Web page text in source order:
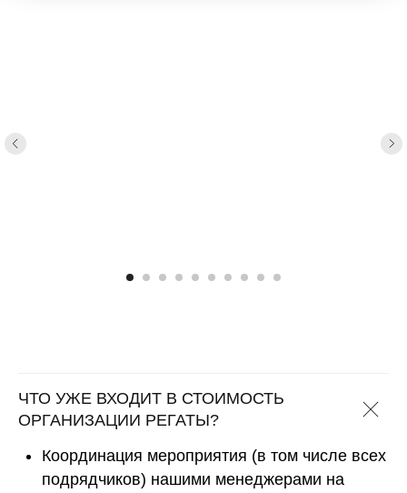
ЧТО УЖЕ ВХОДИТ В СТОИМОСТЬ
ОРГАНИЗАЦИИ РЕГАТЫ?
Координация мероприятия (в том числе всех
подрядчиков) нашими менеджерами на